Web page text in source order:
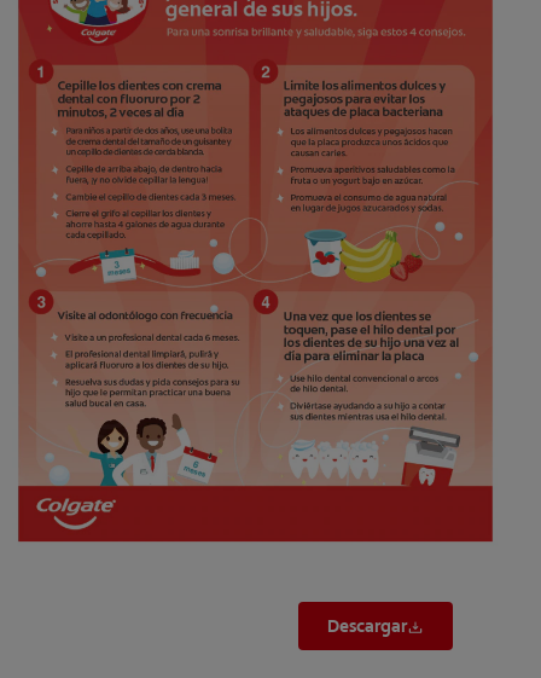
CHEQUEO DE SALUD BUCAL
PARA PROFESIONALES
CL (ES)
SUSCRÍBASE
Descargar